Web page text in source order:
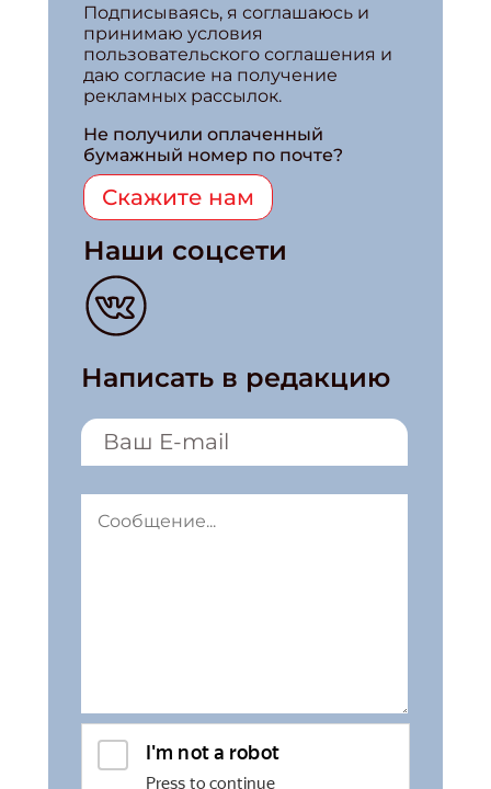
Подписываясь, я соглашаюсь и
принимаю условия
пользовательского соглашения и
даю согласие на получение
рекламных рассылок.
Не получили оплаченный
бумажный номер по почте?
Скажите нам
Наши соцсети
Написать в редакцию